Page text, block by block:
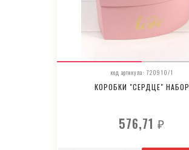
код артикула: 720910/1
КОРОБКИ "СЕРДЦЕ" НАБОР
576,71₽